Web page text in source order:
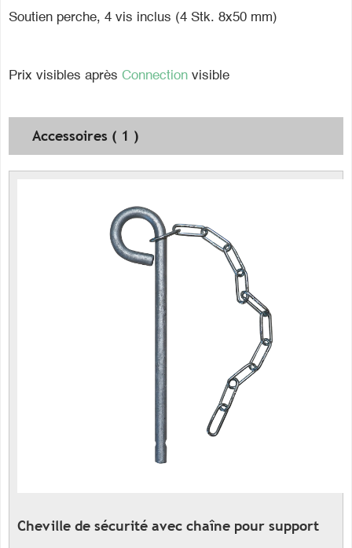
Soutien perche, 4 vis inclus (4 Stk. 8x50 mm)
Prix visibles après Connection visible
Accessoires ( 1 )
Cheville de sécurité avec chaîne pour support